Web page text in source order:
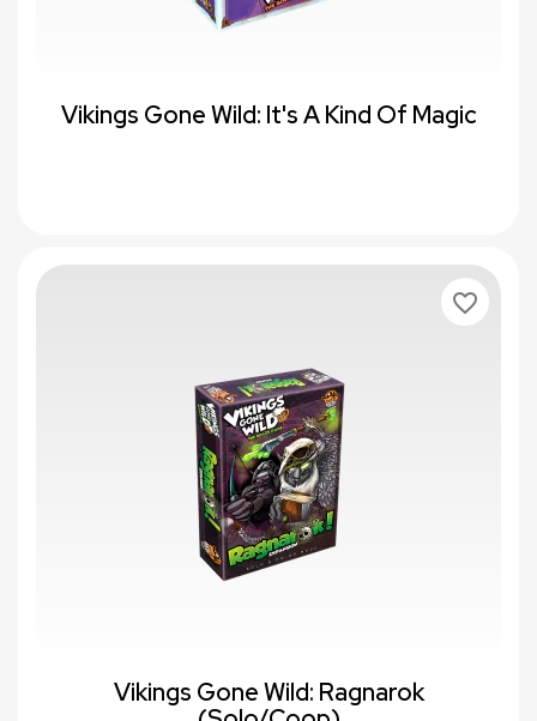
Vikings Gone Wild: It's A Kind Of Magic
Vikings Gone Wild: Ragnarok
favorite_border